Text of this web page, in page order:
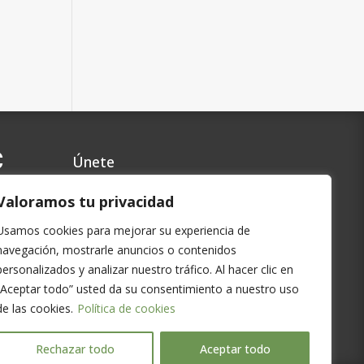
tu privacidad
cookies para mejorar su experiencia de
mostrarle anuncios o contenidos
y analizar nuestro tráfico. Al hacer clic en
todo” usted da su consentimiento a nuestro uso
las cookies. Política de cookies
Rechazar todo Aceptar todo
Únete
Preguntas Frecuentes
Política de privacidad
Cookies
Aviso Legal